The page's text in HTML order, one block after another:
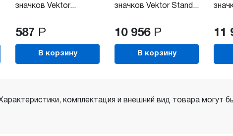
значков Vektor...
587 Р
В корзину
значков Vektor Stand...
10 956 Р
В корзину
11
комплектация и внешний вид товара могут